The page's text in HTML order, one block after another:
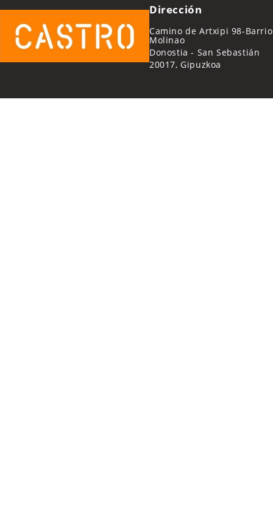
Dirección
Camino de Artxipi 98-Barrio
Molinao
Donostia - San Sebastián
20017, Gipuzkoa